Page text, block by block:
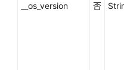
概
__os_version 否